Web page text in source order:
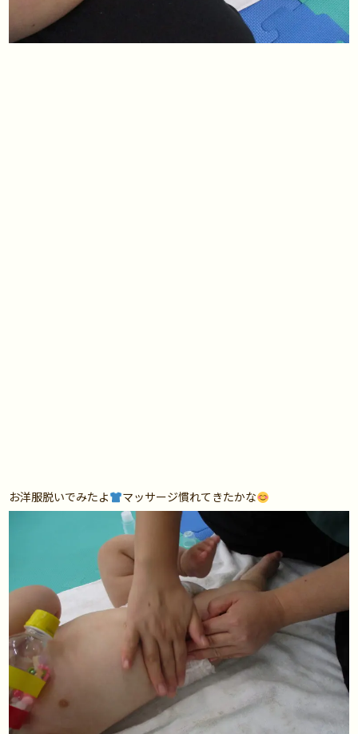
お洋服脱いでみたよ マッサージ慣れてきたかな